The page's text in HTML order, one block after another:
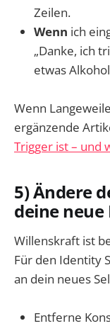
Zeilen.
Wenn ich
„Danke, ich
etwas
Wenn
ergänzende
Trigger ist – und
5) Ändere
deine
Willenskraft ist
Für den Identity
an dein neues
Entferne